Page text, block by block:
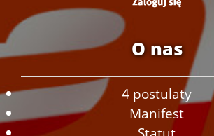
O nas
4 postulaty
Manifest